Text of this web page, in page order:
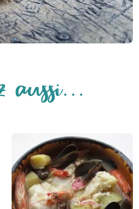
aussi...